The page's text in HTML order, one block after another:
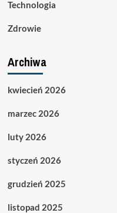
Technologia
Zdrowie
Archiwa
kwiecień 2026
marzec 2026
luty 2026
styczeń 2026
grudzień 2025
listopad 2025